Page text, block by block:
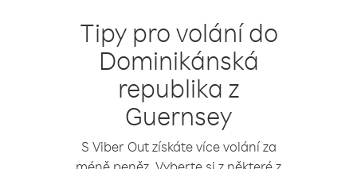
Tipy pro volání do
Dominikánská
republika z
Guernsey
S Viber Out získáte více volání za